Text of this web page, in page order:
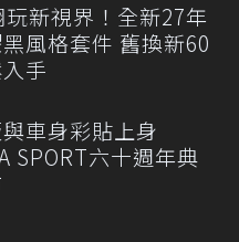
玩新視界！全新27年
風格套件 舊換新60
手
車身彩貼上身
SPORT六十週年典